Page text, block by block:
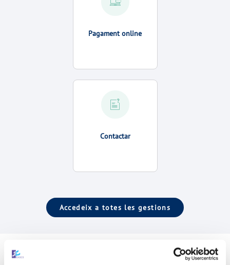
Pagament online
Contactar
Accedeix a totes les gestions